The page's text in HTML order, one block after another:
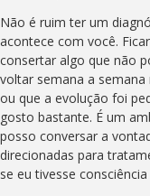
Não é ruim ter um
acontece com você.
consertar algo que não
voltar semana a
ou que a evolução foi
gosto bastante. É um
posso conversar a
direcionadas para
se eu tivesse